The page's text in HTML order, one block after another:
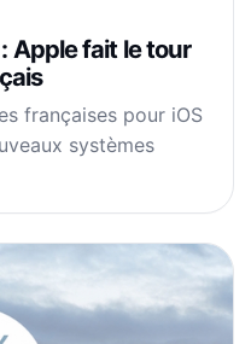
Apple fait le tour
françaises pour iOS
systèmes